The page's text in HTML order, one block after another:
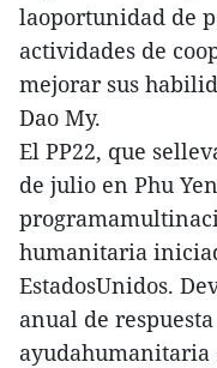
laoportunidad de
actividades de
mejorar sus
Dao My.
El PP22, que
de julio en Phu
humanitaria
EstadosUnidos.
anual de